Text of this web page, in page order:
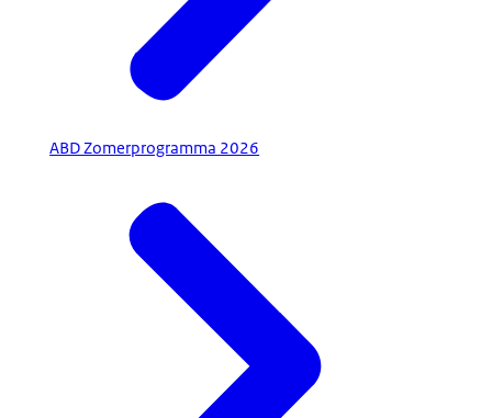
ABD Zomerprogramma 2026